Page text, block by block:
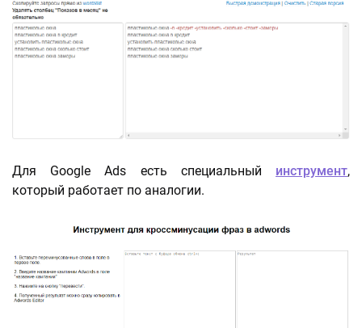
Для Google Ads есть специальный инструмент,
который работает по аналогии.